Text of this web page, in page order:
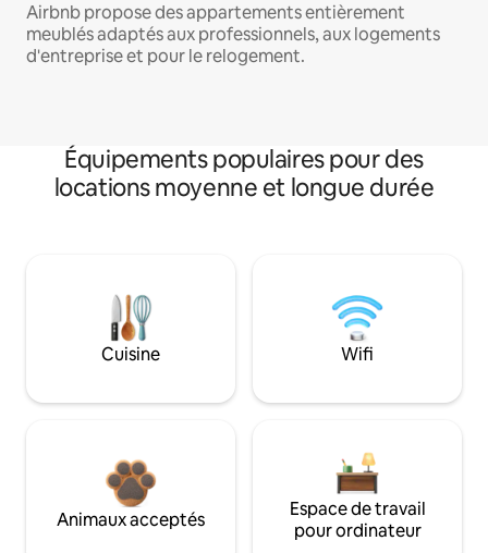
Airbnb propose des appartements entièrement
meublés adaptés aux professionnels, aux logements
d'entreprise et pour le relogement.
Équipements populaires pour des
locations moyenne et longue durée
Cuisine Wifi
Animaux acceptés
Espace de travail
pour ordinateur